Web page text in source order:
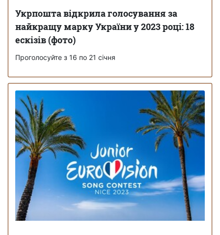
Укрпошта відкрила голосування за
найкращу марку України у 2023 році: 18
ескізів (фото)
Проголосуйте з 16 по 21 січня